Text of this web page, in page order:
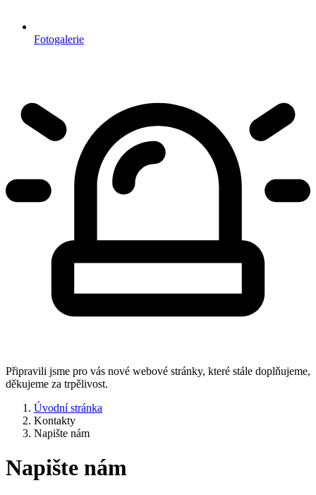
Fotogalerie
Připravili jsme pro vás nové webové stránky, které stále doplňujeme,
děkujeme za trpělivost.
Úvodní stránka
Kontakty
Napište nám
Napište nám